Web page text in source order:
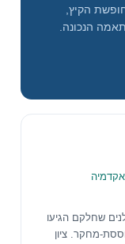
— 6 מפגשים בחופשת הקיץ,
הנכונה.
שחלקם הגיעו
מחקר. ציון